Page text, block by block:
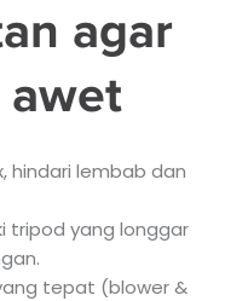
agar
awet
hindari lembab dan
tripod yang longgar
tepat (blower &